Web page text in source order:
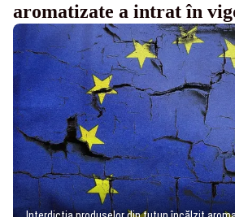
aromatizate a intrat în